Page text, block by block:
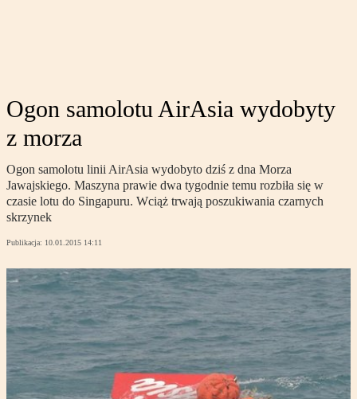
Ogon samolotu AirAsia wydobyty
z morza
Ogon samolotu linii AirAsia wydobyto dziś z dna Morza
Jawajskiego. Maszyna prawie dwa tygodnie temu rozbiła się w
czasie lotu do Singapuru. Wciąż trwają poszukiwania czarnych
skrzynek
Publikacja: 10.01.2015 14:11